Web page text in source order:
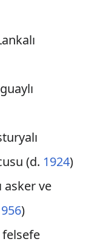
(d. 1924)
asker ve
)
felsefe